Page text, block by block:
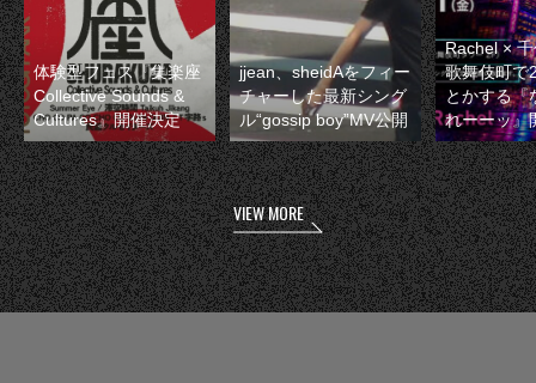
体験型フェス『集楽座
Collective Sounds &
Cultures』開催決定
jjean、sheidAをフィー
チャーした最新シング
ル“gossip boy”MV公開
Rachel ×
歌舞伎町で
とかする『
れーーッ』
VIEW MORE